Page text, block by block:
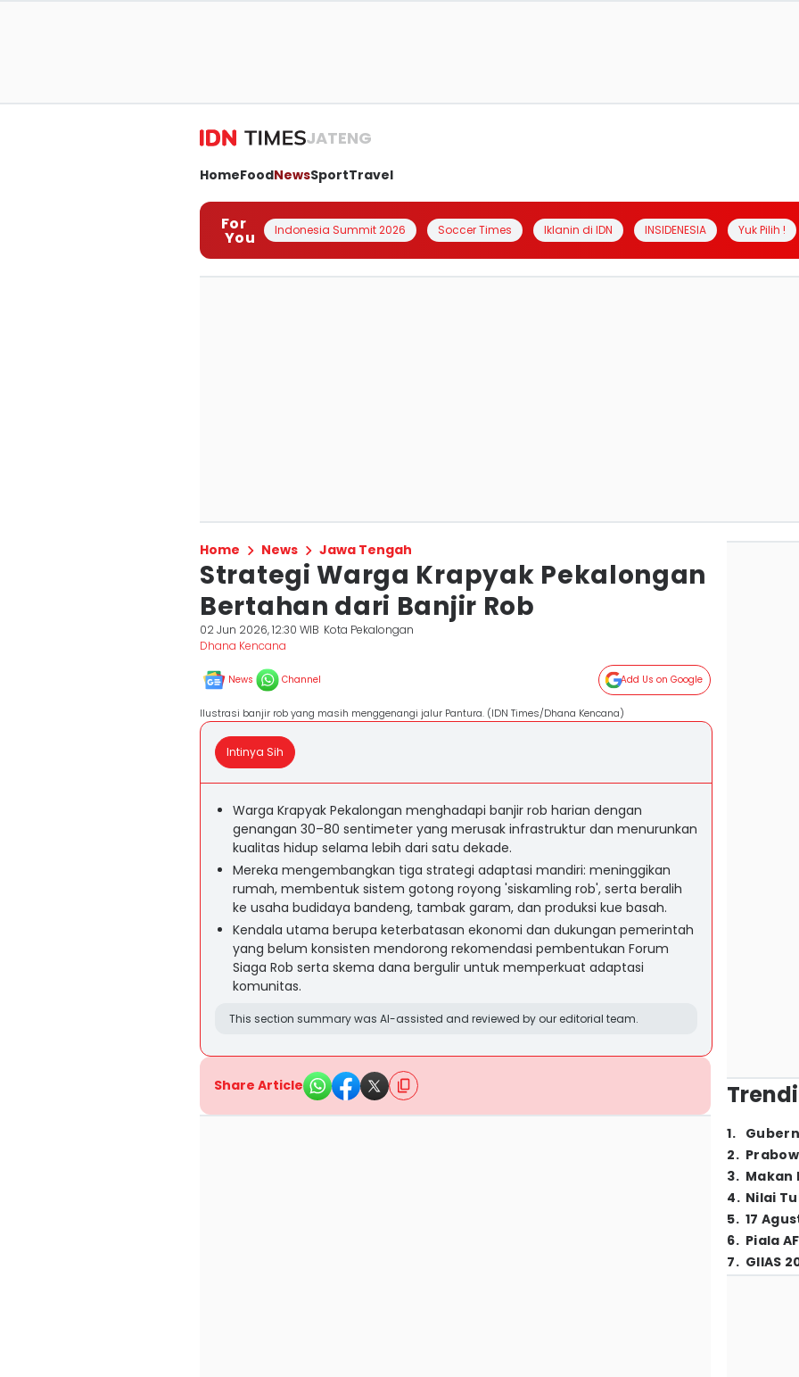
JATENG
HomeFoodNewsSportTravel
For
You Indonesia Summit 2026 Soccer Times Iklanin di IDN INSIDENESIA Yuk Pilih !
Home News Jawa Tengah
Strategi Warga Krapyak Pekalongan
Bertahan dari Banjir Rob
02 Jun 2026, 12:30 WIB Kota Pekalongan
Dhana Kencana
News Channel Add Us on Google
Ilustrasi banjir rob yang masih menggenangi jalur Pantura. (IDN Times/Dhana Kencana)
Intinya Sih
Warga Krapyak Pekalongan menghadapi banjir rob harian dengan
genangan 30–80 sentimeter yang merusak infrastruktur dan menurunkan
kualitas hidup selama lebih dari satu dekade.
Mereka mengembangkan tiga strategi adaptasi mandiri: meninggikan
rumah, membentuk sistem gotong royong 'siskamling rob', serta beralih
ke usaha budidaya bandeng, tambak garam, dan produksi kue basah.
Kendala utama berupa keterbatasan ekonomi dan dukungan pemerintah
yang belum konsisten mendorong rekomendasi pembentukan Forum
Siaga Rob serta skema dana bergulir untuk memperkuat adaptasi
komunitas.
This section summary was AI-assisted and reviewed by our editorial team.
Share Article
1.
2.
3. Makan
4. Nilai
5. 17
6. Piala
7. GIIAS